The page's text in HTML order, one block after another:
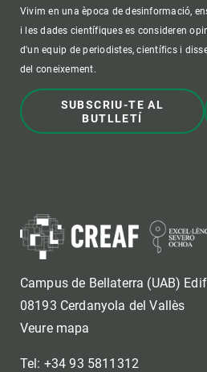
Vivim en una època de desinformació,
i les dades científiques es consideren
d'un equip de periodistes, científics i
del coneixement.
SUBSCRIU-TE AL
BUTLLETÍ
Campus de Bellaterra (UAB)
08193 Cerdanyola del Vallès
Veure mapa
Tel: +34 93 5811312